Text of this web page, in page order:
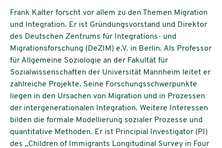
Frank Kalter forscht vor allem zu den Themen Migration
und Integration. Er ist Gründungsvorstand und Direktor
des Deutschen Zentrums für Integrations- und
Migrationsforschung (DeZIM) e.V. in Berlin. Als Professor
für Allgemeine Soziologie an der Fakultät für
Sozialwissenschaften der Universität Mannheim leitet er
zahlreiche Projekte. Seine Forschungsschwerpunkte
liegen in den Ursachen von Migration und in Prozessen
der intergenerationalen Integration. Weitere Interessen
bilden die formale Modellierung sozialer Prozesse und
quantitative Methoden. Er ist Principial Investigator (PI)
des „Children of Immigrants Longitudinal Survey in Four